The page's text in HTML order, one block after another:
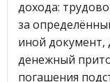
дохода:
за
иной
денежный
погашения